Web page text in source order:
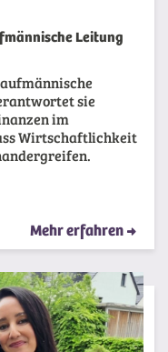
Leitung
sie
im
Wirtschaftlichkeit
Mehr erfahren